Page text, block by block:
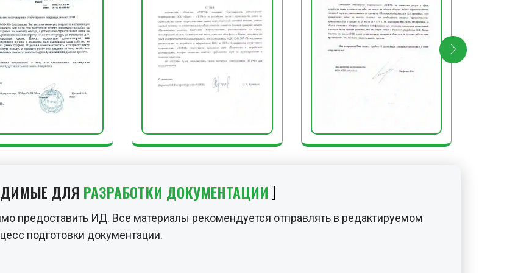
обеспечения их сохранности.
ЗАКЛЮЧИТЕЛЬНЫЕ РАБОТЫ
После завершения работ очищают используемый
инструмент, приспособления и машины от земли и
загрязнений и сдают их на хранение; очищают место
снимают сигнальное ограждение и предупредительные
знаки.
ДЛЯ РАЗРАБОТКИ ДОКУМЕНТАЦИИ
предоставить ИД. Все материалы рекомендуется отправлять в редактируемом
подготовки документации.